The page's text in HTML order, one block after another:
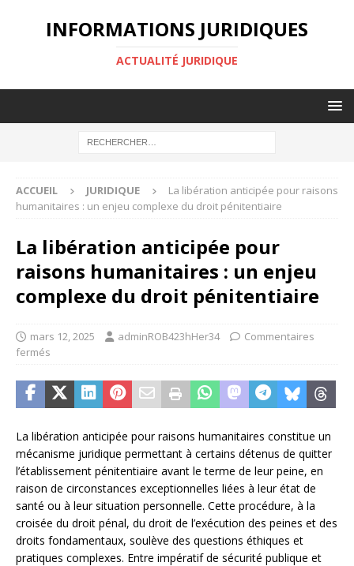
INFORMATIONS JURIDIQUES
ACTUALITÉ JURIDIQUE
ACCUEIL JURIDIQUE
La libération anticipée pour raisons
humanitaires : un enjeu complexe du droit pénitentiaire
La libération anticipée pour
raisons humanitaires : un enjeu
complexe du droit pénitentiaire
mars 12, 2025 adminROB423hHer34
Commentaires
fermés
La libération anticipée pour raisons humanitaires constitue un
mécanisme juridique permettant à certains détenus de quitter
l’établissement pénitentiaire avant le terme de leur peine, en
raison de circonstances exceptionnelles liées à leur état de
santé ou à leur situation personnelle. Cette procédure, à la
croisée du droit pénal, du droit de l’exécution des peines et des
droits fondamentaux, soulève des questions éthiques et
pratiques complexes. Entre impératif de sécurité publique et